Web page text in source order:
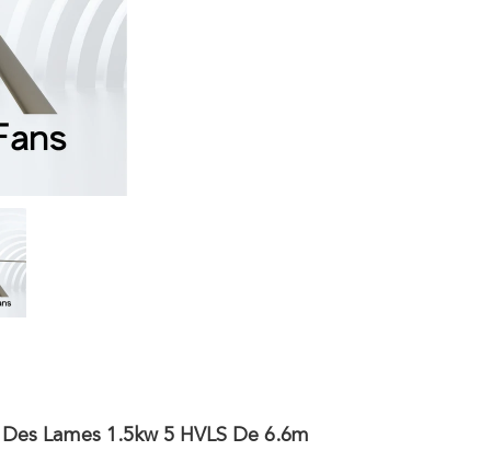
Lames 1.5kw 5 HVLS De 6.6m